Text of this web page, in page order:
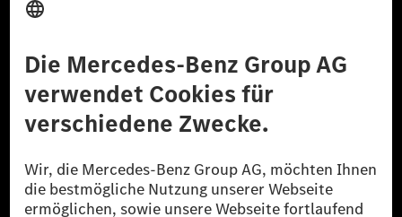
© 2026 Mercedes-Benz Group AG. Alle Rechte vorbehalten.
reduzierte CO₂-Emissionen bei der Mercedes-Benz Group durch
zertifizierte Ausgleichsprojekte kompensiert werden.